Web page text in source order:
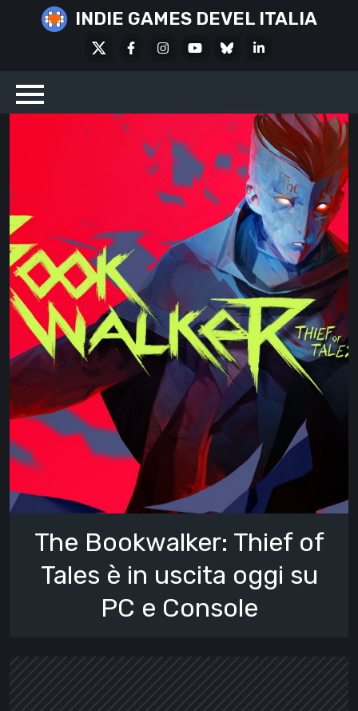
INDIE GAMES DEVEL ITALIA
FacebookInstagramYoutubeBlueskyLinkedIn
The Bookwalker: Thief of
Tales è in uscita oggi su
PC e Console